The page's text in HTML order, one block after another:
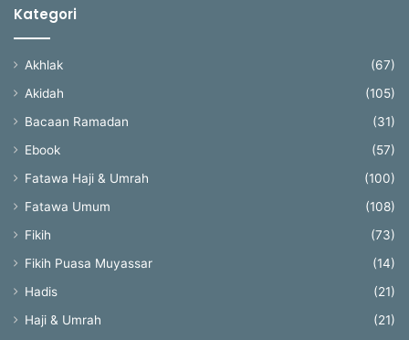
Kategori
Akhlak
(67)
Akidah
(105)
Bacaan Ramadan
(31)
Ebook
(57)
Fatawa Haji & Umrah
(100)
Fatawa Umum
(108)
Fikih
(73)
Fikih Puasa Muyassar
(14)
Hadis
(21)
Haji & Umrah
(21)